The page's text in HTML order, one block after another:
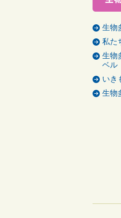
生物
私た
生物
ベル
いき
生物